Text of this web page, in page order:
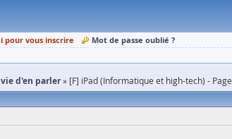
pour vous inscrire
Mot de passe oublié ?
d'en parler [F] iPad (Informatique et high-tech) -